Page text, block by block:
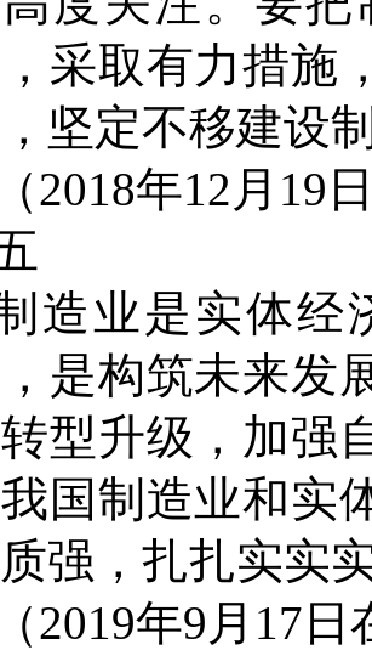
采取有力措施
坚定不移建设
（2018年12月
造业是实体经
是构筑未来发
型升级，加强
国制造业和实
强，扎扎实实
（2019年9月17